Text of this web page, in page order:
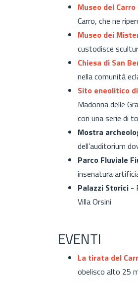
Museo del Carro
Carro, che ne
Museo dei
custodisce
Chiesa di San
nella comunità
Sito eneolitico
Madonna delle
con una serie di
Mostra
dell’auditorium
Parco Fluviale
insenatura
Palazzi Storici -
Villa Orsini
EVENTI
La tirata del
obelisco alto 25